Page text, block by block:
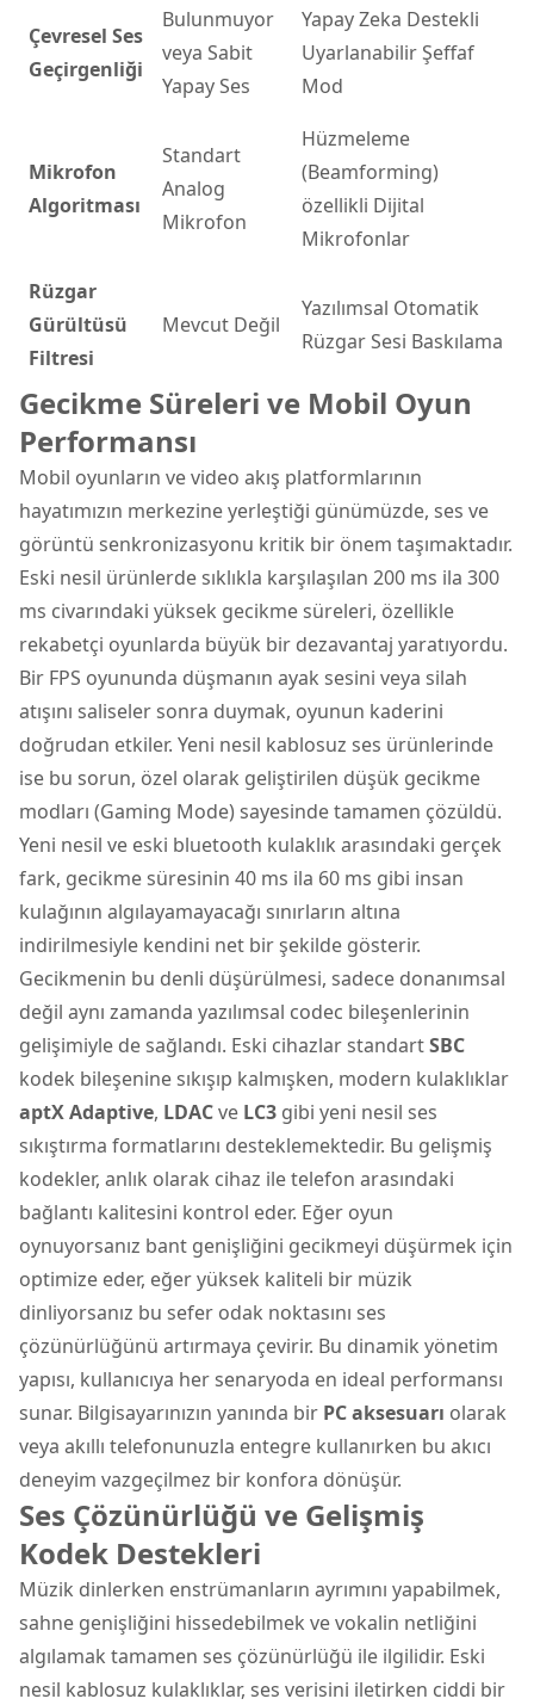
Çevresel Ses
Geçirgenliği
Bulunmuyor
veya Sabit
Yapay Ses
Yapay Zeka Destekli
Uyarlanabilir Şeffaf
Mod
Mikrofon
Algoritması
Standart
Analog
Mikrofon
Hüzmeleme
(Beamforming)
özellikli Dijital
Mikrofonlar
Rüzgar
Gürültüsü
Filtresi
Mevcut Değil
Yazılımsal Otomatik
Rüzgar Sesi Baskılama
Gecikme Süreleri ve Mobil Oyun
Performansı
Mobil oyunların ve video akış platformlarının
hayatımızın merkezine yerleştiği günümüzde, ses ve
görüntü senkronizasyonu kritik bir önem taşımaktadır.
Eski nesil ürünlerde sıklıkla karşılaşılan 200 ms ila 300
ms civarındaki yüksek gecikme süreleri, özellikle
rekabetçi oyunlarda büyük bir dezavantaj yaratıyordu.
Bir FPS oyununda düşmanın ayak sesini veya silah
atışını saliseler sonra duymak, oyunun kaderini
doğrudan etkiler. Yeni nesil kablosuz ses ürünlerinde
ise bu sorun, özel olarak geliştirilen düşük gecikme
modları (Gaming Mode) sayesinde tamamen çözüldü.
Yeni nesil ve eski bluetooth kulaklık arasındaki gerçek
fark, gecikme süresinin 40 ms ila 60 ms gibi insan
kulağının algılayamayacağı sınırların altına
indirilmesiyle kendini net bir şekilde gösterir.
Gecikmenin bu denli düşürülmesi, sadece donanımsal
değil aynı zamanda yazılımsal codec bileşenlerinin
gelişimiyle de sağlandı. Eski cihazlar standartSBC
kodek bileşenine sıkışıp kalmışken, modern kulaklıklar
aptX Adaptive, LDACve LC3 gibi yeni nesil ses
sıkıştırma formatlarını desteklemektedir. Bu gelişmiş
kodekler, anlık olarak cihaz iletelefon arasındaki
bağlantı kalitesini kontrol eder. Eğer oyun
oynuyorsanız bant genişliğini gecikmeyi düşürmek için
optimize eder, eğer yüksek kaliteli bir müzik
dinliyorsanız bu sefer odak noktasını ses
çözünürlüğünü artırmaya çevirir. Bu dinamik yönetim
yapısı, kullanıcıya her senaryoda en ideal performansı
sunar. Bilgisayarınızın yanında bir PC aksesuarı olarak
veya akıllı telefonunuzla entegre kullanırken bu akıcı
deneyim vazgeçilmez bir konfora dönüşür.
Ses Çözünürlüğü ve Gelişmiş
Kodek Destekleri
Müzik dinlerken enstrümanların ayrımını yapabilmek,
sahne genişliğini hissedebilmek ve vokalin netliğini
algılamak tamamen ses çözünürlüğü ile ilgilidir. Eski
nesil kablosuz kulaklıklar, ses verisini iletirken ciddi bir